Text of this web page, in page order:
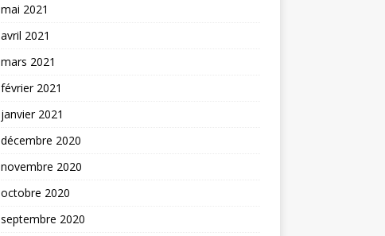
mai 2021
avril 2021
mars 2021
février 2021
janvier 2021
décembre 2020
novembre 2020
octobre 2020
septembre 2020